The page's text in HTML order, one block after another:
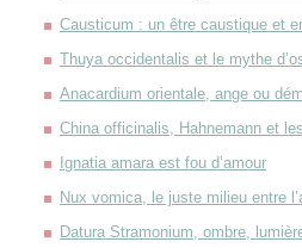
Causticum : un être caustique et
Thuya occidentalis et le mythe
Anacardium orientale, ange ou
China officinalis, Hahnemann et
Ignatia amara est fou d’amour
Nux vomica, le juste milieu entre
Datura Stramonium, ombre,